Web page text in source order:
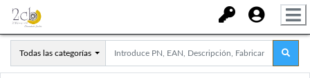
Todas las categorías